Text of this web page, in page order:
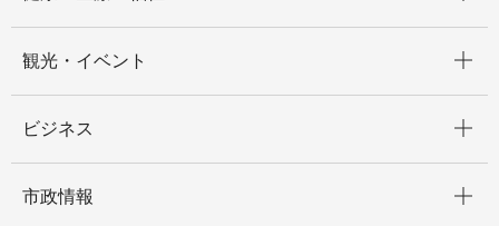
観光・イベント
ビジネス
市政情報